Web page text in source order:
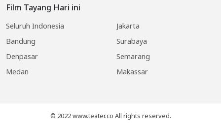
Film Tayang Hari ini
Seluruh Indonesia
Jakarta
Bandung
Surabaya
Denpasar
Semarang
Medan
Makassar
© 2022 www.teater.co All rights reserved.